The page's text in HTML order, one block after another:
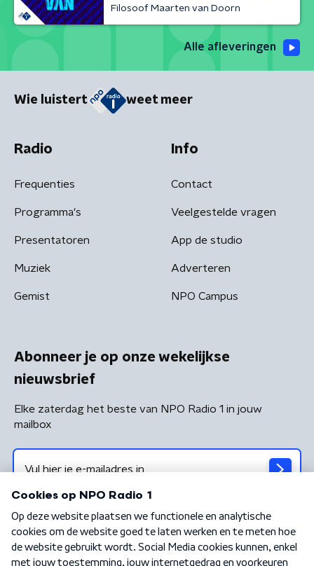
Filosoof Maarten van Doorn
Alle afleveringen
Wie luistert weet meer
Radio
Frequenties
Programma's
Presentatoren
Muziek
Gemist
Info
Contact
Veelgestelde vragen
App de studio
Adverteren
NPO Campus
Abonneer je op onze wekelijkse
nieuwsbrief
Elke zaterdag het beste van NPO Radio 1 in jouw
mailbox
Algemene voorwaarden